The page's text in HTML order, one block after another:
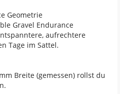
Geometrie
Gravel Endurance
aufrechtere
Tage im Sattel.
Breite (gemessen) rollst du